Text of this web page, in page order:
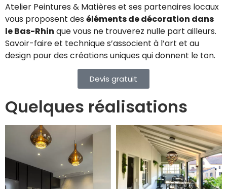
Atelier Peintures & Matières et ses partenaires locaux
vous proposent des éléments de décoration dans
le Bas-Rhin que vous ne trouverez nulle part ailleurs.
Savoir-faire et technique s’associent à l’art et au
design pour des créations uniques qui donnent le ton.
Devis gratuit
Quelques réalisations